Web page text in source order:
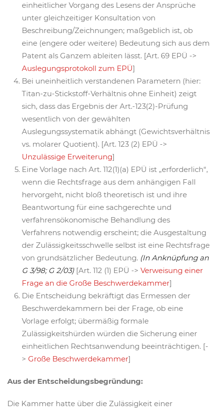
einheitlicher Vorgang des Lesens der Ansprüche
unter gleichzeitiger Konsultation von
Beschreibung/Zeichnungen; maßgeblich ist, ob
eine (engere oder weitere) Bedeutung sich aus dem
Patent als Ganzem ableiten lässt. [Art. 69 EPÜ ->
Auslegungsprotokoll zum EPÜ]
Bei uneinheitlich verstandenen Parametern (hier:
Titan-zu-Stickstoff-Verhältnis ohne Einheit) zeigt
sich, dass das Ergebnis der Art.-123(2)-Prüfung
wesentlich von der gewählten
Auslegungssystematik abhängt (Gewichtsverhältnis
vs. molarer Quotient). [Art. 123 (2) EPÜ ->
Unzulässige Erweiterung]
Eine Vorlage nach Art. 112(1)(a) EPÜ ist „erforderlich“,
wenn die Rechtsfrage aus dem anhängigen Fall
hervorgeht, nicht bloß theoretisch ist und ihre
Beantwortung für eine sachgerechte und
verfahrensökonomische Behandlung des
Verfahrens notwendig erscheint; die Ausgestaltung
der Zulässigkeitsschwelle selbst ist eine Rechtsfrage
von grundsätzlicher Bedeutung. (In Anknüpfung an
G 3/98; G 2/03) [Art. 112 (1) EPÜ -> Verweisung einer
Frage an die Große Beschwerdekammer]
Die Entscheidung bekräftigt das Ermessen der
Beschwerdekammern bei der Frage, ob eine
Vorlage erfolgt; übermäßig formale
Zulässigkeitshürden würden die Sicherung einer
einheitlichen Rechtsanwendung beeinträchtigen. [-
> Große Beschwerdekammer]
Aus der Entscheidungsbegründung:
Die Kammer hatte über die Zulässigkeit einer